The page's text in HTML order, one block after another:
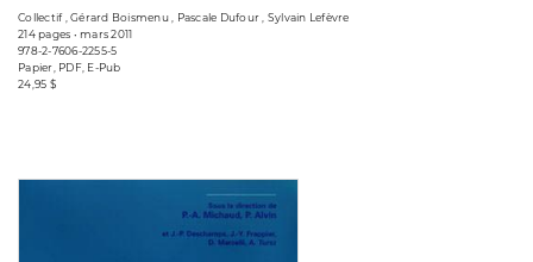
Collectif , Gérard Boismenu , Pascale Dufour , Sylvain Lefèvre
214 pages • mars 2011
978-2-7606-2255-5
Papier, PDF, E-Pub
24,95 $